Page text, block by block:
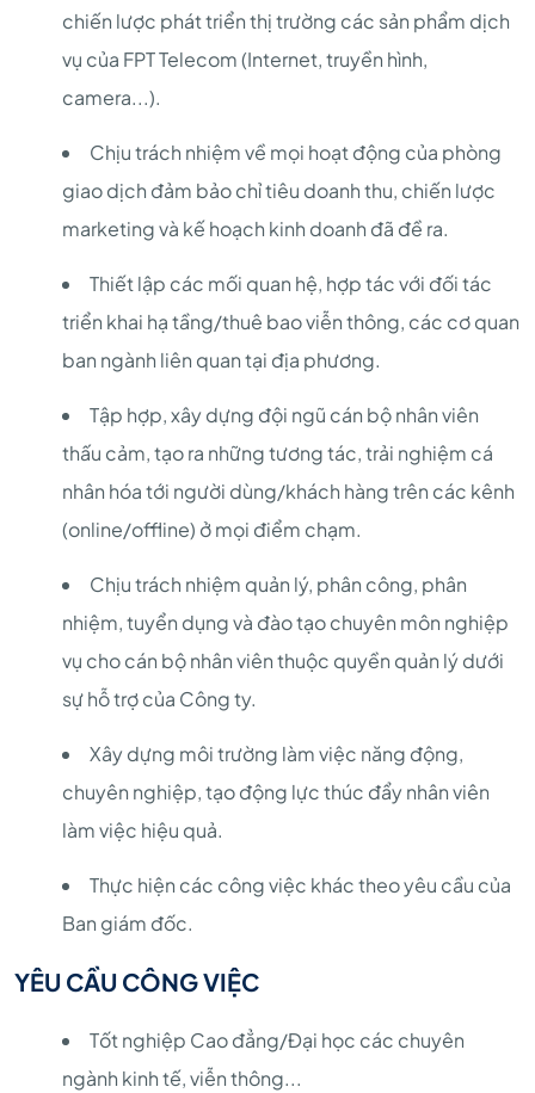
chiến lược phát triển thị trường các sản phẩm dịch
vụ của FPT Telecom (Internet, truyền hình,
camera...).
Chịu trách nhiệm về mọi hoạt động của phòng
giao dịch đảm bảo chỉ tiêu doanh thu, chiến lược
marketing và kế hoạch kinh doanh đã đề ra.
Thiết lập các mối quan hệ, hợp tác với đối tác
triển khai hạ tầng/thuê bao viễn thông, các cơ quan
ban ngành liên quan tại địa phương.
Tập hợp, xây dựng đội ngũ cán bộ nhân viên
thấu cảm, tạo ra những tương tác, trải nghiệm cá
nhân hóa tới người dùng/khách hàng trên các kênh
(online/offline) ở mọi điểm chạm.
Chịu trách nhiệm quản lý, phân công, phân
nhiệm, tuyển dụng và đào tạo chuyên môn nghiệp
vụ cho cán bộ nhân viên thuộc quyền quản lý dưới
sự hỗ trợ của Công ty.
Xây dựng môi trường làm việc năng động,
chuyên nghiệp, tạo động lực thúc đẩy nhân viên
làm việc hiệu quả.
Thực hiện các công việc khác theo yêu cầu của
Ban giám đốc.
YÊU CẦU CÔNG VIỆC
Tốt nghiệp Cao đẳng/Đại học các chuyên
ngành kinh tế, viễn thông...